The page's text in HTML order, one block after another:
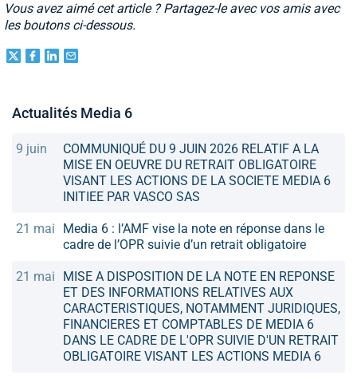
Vous avez aimé cet article ? Partagez-le avec vos amis avec
les boutons ci-dessous.
Actualités Media 6
9 juin
COMMUNIQUÉ DU 9 JUIN 2026 RELATIF A LA
MISE EN OEUVRE DU RETRAIT OBLIGATOIRE
VISANT LES ACTIONS DE LA SOCIETE MEDIA 6
INITIEE PAR VASCO SAS
21 mai
Media 6 : l’AMF vise la note en réponse dans le
cadre de l’OPR suivie d’un retrait obligatoire
21 mai
MISE A DISPOSITION DE LA NOTE EN REPONSE
ET DES INFORMATIONS RELATIVES AUX
CARACTERISTIQUES, NOTAMMENT JURIDIQUES,
FINANCIERES ET COMPTABLES DE MEDIA 6
DANS LE CADRE DE L'OPR SUIVIE D'UN RETRAIT
OBLIGATOIRE VISANT LES ACTIONS MEDIA 6